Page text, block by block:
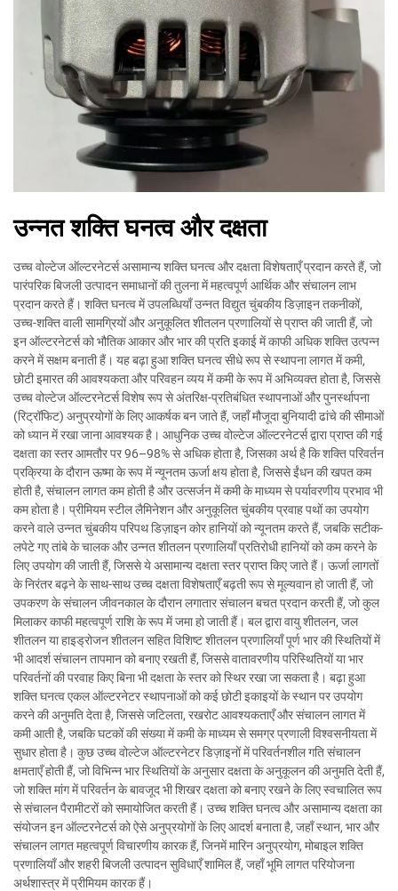
उन्नत शक्ति घनत्व और दक्षता
उच्च वोल्टेज ऑल्टरनेटर्स असामान्य शक्ति घनत्व और दक्षता विशेषताएँ प्रदान करते हैं, जो
पारंपरिक बिजली उत्पादन समाधानों की तुलना में महत्वपूर्ण आर्थिक और संचालन लाभ
प्रदान करते हैं। शक्ति घनत्व में उपलब्धियाँ उन्नत विद्युत चुंबकीय डिज़ाइन तकनीकों,
उच्च-शक्ति वाली सामग्रियों और अनुकूलित शीतलन प्रणालियों से प्राप्त की जाती हैं, जो
इन ऑल्टरनेटर्स को भौतिक आकार और भार की प्रति इकाई में काफी अधिक शक्ति उत्पन्न
करने में सक्षम बनाती हैं। यह बढ़ा हुआ शक्ति घनत्व सीधे रूप से स्थापना लागत में कमी,
छोटी इमारत की आवश्यकता और परिवहन व्यय में कमी के रूप में अभिव्यक्त होता है, जिससे
उच्च वोल्टेज ऑल्टरनेटर्स विशेष रूप से अंतरिक्ष-प्रतिबंधित स्थापनाओं और पुनर्स्थापना
(रिट्रॉफिट) अनुप्रयोगों के लिए आकर्षक बन जाते हैं, जहाँ मौजूदा बुनियादी ढांचे की सीमाओं
को ध्यान में रखा जाना आवश्यक है। आधुनिक उच्च वोल्टेज ऑल्टरनेटर्स द्वारा प्राप्त की गई
दक्षता का स्तर आमतौर पर 96–98% से अधिक होता है, जिसका अर्थ है कि शक्ति परिवर्तन
प्रक्रिया के दौरान ऊष्मा के रूप में न्यूनतम ऊर्जा क्षय होता है, जिससे ईंधन की खपत कम
होती है, संचालन लागत कम होती है और उत्सर्जन में कमी के माध्यम से पर्यावरणीय प्रभाव भी
कम होता है। प्रीमियम स्टील लैमिनेशन और अनुकूलित चुंबकीय प्रवाह पथों का उपयोग
करने वाले उन्नत चुंबकीय परिपथ डिज़ाइन कोर हानियों को न्यूनतम करते हैं, जबकि सटीक-
लपेटे गए तांबे के चालक और उन्नत शीतलन प्रणालियाँ प्रतिरोधी हानियों को कम करने के
लिए उपयोग की जाती हैं, जिससे ये असामान्य दक्षता स्तर प्राप्त किए जाते हैं। ऊर्जा लागतों
के निरंतर बढ़ने के साथ-साथ उच्च दक्षता विशेषताएँ बढ़ती रूप से मूल्यवान हो जाती हैं, जो
उपकरण के संचालन जीवनकाल के दौरान लगातार संचालन बचत प्रदान करती हैं, जो कुल
मिलाकर काफी महत्वपूर्ण राशि के रूप में जमा हो जाती हैं। बल द्वारा वायु शीतलन, जल
शीतलन या हाइड्रोजन शीतलन सहित विशिष्ट शीतलन प्रणालियाँ पूर्ण भार की स्थितियों में
भी आदर्श संचालन तापमान को बनाए रखती हैं, जिससे वातावरणीय परिस्थितियों या भार
परिवर्तनों की परवाह किए बिना भी दक्षता के स्तर को स्थिर रखा जा सकता है। बढ़ा हुआ
शक्ति घनत्व एकल ऑल्टरनेटर स्थापनाओं को कई छोटी इकाइयों के स्थान पर उपयोग
करने की अनुमति देता है, जिससे जटिलता, रखरोट आवश्यकताएँ और संचालन लागत में
कमी आती है, जबकि घटकों की संख्या में कमी के माध्यम से समग्र प्रणाली विश्वसनीयता में
सुधार होता है। कुछ उच्च वोल्टेज ऑल्टरनेटर डिज़ाइनों में परिवर्तनशील गति संचालन
क्षमताएँ होती हैं, जो विभिन्न भार स्थितियों के अनुसार दक्षता के अनुकूलन की अनुमति देती हैं,
जो शक्ति मांग में परिवर्तन के बावजूद भी शिखर दक्षता को बनाए रखने के लिए स्वचालित रूप
से संचालन पैरामीटरों को समायोजित करती हैं। उच्च शक्ति घनत्व और असामान्य दक्षता का
संयोजन इन ऑल्टरनेटर्स को ऐसे अनुप्रयोगों के लिए आदर्श बनाता है, जहाँ स्थान, भार और
संचालन लागत महत्वपूर्ण विचारणीय कारक हैं, जिनमें मारिन अनुप्रयोग, मोबाइल शक्ति
प्रणालियाँ और शहरी बिजली उत्पादन सुविधाएँ शामिल हैं, जहाँ भूमि लागत परियोजना
अर्थशास्त्र में प्रीमियम कारक हैं।